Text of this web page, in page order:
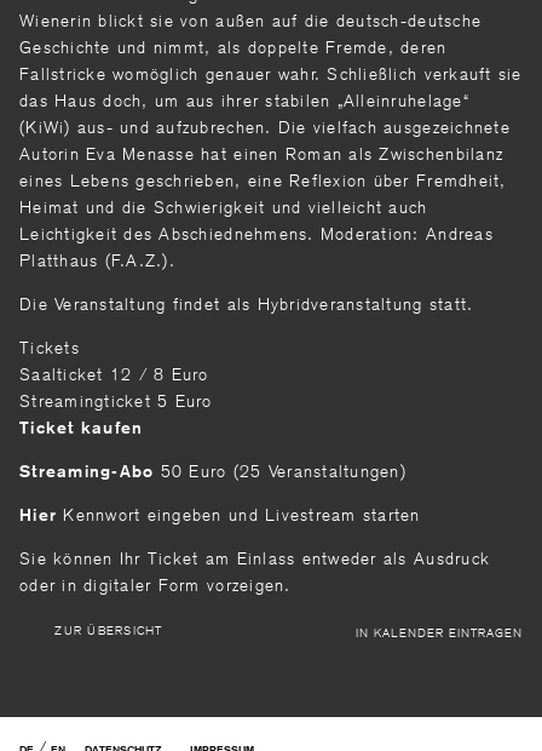
Wienerin blickt sie von außen auf die deutsch-deutsche
Geschichte und nimmt, als doppelte Fremde, deren
Fallstricke womöglich genauer wahr. Schließlich verkauft sie
das Haus doch, um aus ihrer stabilen „Allein­ruhelage“
(KiWi) aus- und aufzubrechen. Die vielfach ausgezeichnete
Autorin Eva Menasse hat einen Roman als Zwischenbilanz
eines Lebens geschrieben, eine Reflexion über Fremdheit,
Hei­mat und die Schwierigkeit und vielleicht auch
Leichtigkeit des Abschiednehmens. Moderation: Andreas
Platthaus (F.A.Z.).
Die Veranstaltung findet als Hybridveranstaltung statt.
Tickets
Saalticket 12 / 8 Euro
Streamingticket 5 Euro
Ticket kaufen
Streaming-Abo 50 Euro (25 Veranstaltungen)
Hier Kennwort eingeben und Livestream starten
Sie können Ihr Ticket am Einlass entweder als Ausdruck
oder in digitaler Form vorzeigen.
ZUR ÜBERSICHT IN KALENDER EINTRAGEN
/